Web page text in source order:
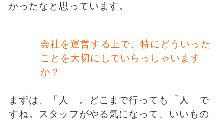
かったなと思っています。
会社を運営する上で、特にどういった
ことを大切にしていらっしゃいます
か？
まずは、「人」。どこまで行っても「人」で
すね。スタッフがやる気になって、いいもの